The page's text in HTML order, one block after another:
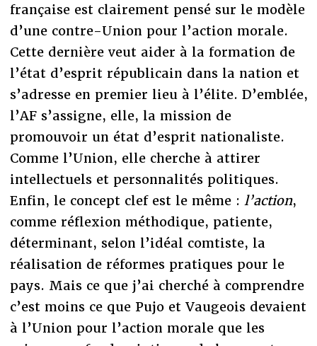
française est clairement pensé sur le modèle
d’une contre-Union pour l’action morale.
Cette dernière veut aider à la formation de
l’état d’esprit républicain dans la nation et
s’adresse en premier lieu à l’élite. D’emblée,
l’AF s’assigne, elle, la mission de
promouvoir un état d’esprit nationaliste.
Comme l’Union, elle cherche à attirer
intellectuels et personnalités politiques.
Enfin, le concept clef est le même : l’action,
comme réflexion méthodique, patiente,
déterminant, selon l’idéal comtiste, la
réalisation de réformes pratiques pour le
pays. Mais ce que j’ai cherché à comprendre
c’est moins ce que Pujo et Vaugeois devaient
à l’Union pour l’action morale que les